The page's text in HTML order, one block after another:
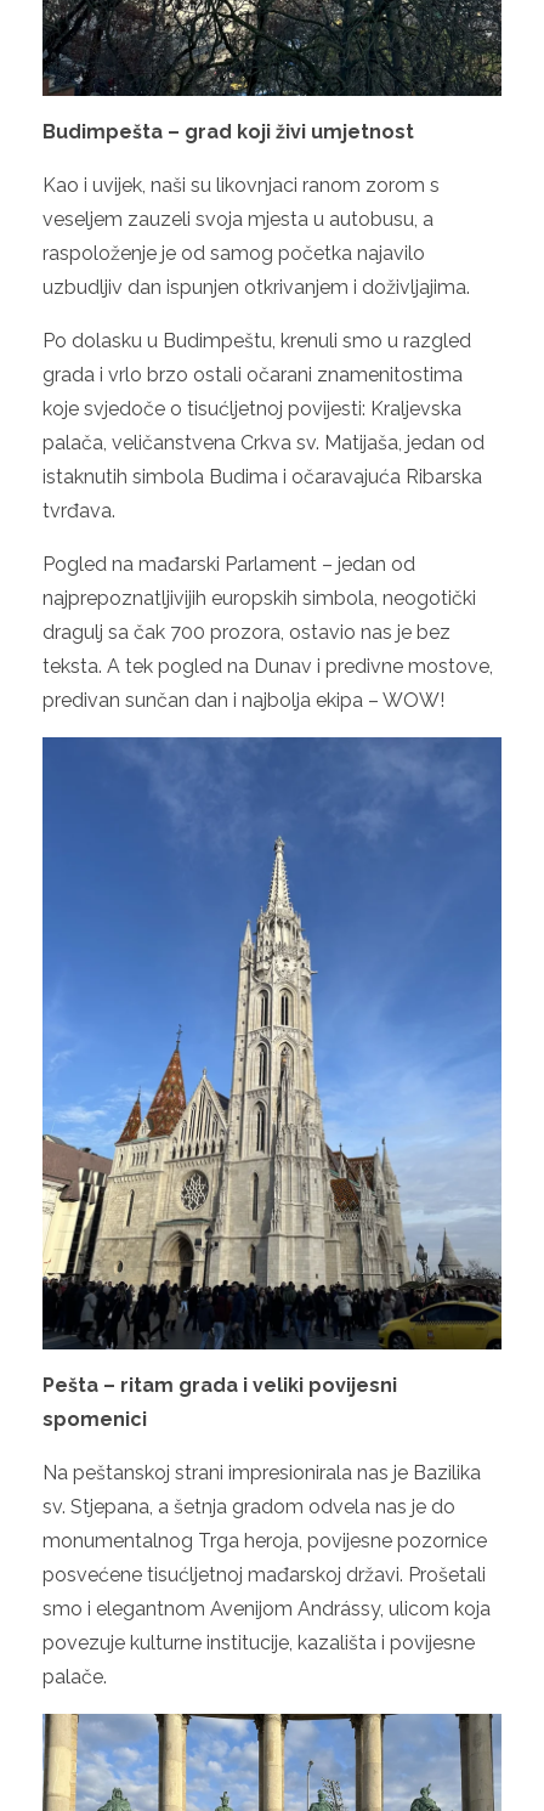
Budimpešta – grad koji živi umjetnost
Kao i uvijek, naši su likovnjaci ranom zorom s
veseljem zauzeli svoja mjesta u autobusu, a
raspoloženje je od samog početka najavilo
uzbudljiv dan ispunjen otkrivanjem i doživljajima.
Po dolasku u Budimpeštu, krenuli smo u razgled
grada i vrlo brzo ostali očarani znamenitostima
koje svjedoče o tisućljetnoj povijesti: Kraljevska
palača, veličanstvena Crkva sv. Matijaša, jedan od
istaknutih simbola Budima i očaravajuća Ribarska
tvrđava.
Pogled na mađarski Parlament – jedan od
najprepoznatljivijih europskih simbola, neogotički
dragulj sa čak 700 prozora, ostavio nas je bez
teksta. A tek pogled na Dunav i predivne mostove,
predivan sunčan dan i najbolja ekipa – WOW!
Pešta – ritam grada i veliki povijesni
spomenici
Na peštanskoj strani impresionirala nas je Bazilika
sv. Stjepana, a šetnja gradom odvela nas je do
monumentalnog Trga heroja, povijesne pozornice
posvećene tisućljetnoj mađarskoj državi. Prošetali
smo i elegantnom Avenijom Andrássy, ulicom koja
povezuje kulturne institucije, kazališta i povijesne
palače.